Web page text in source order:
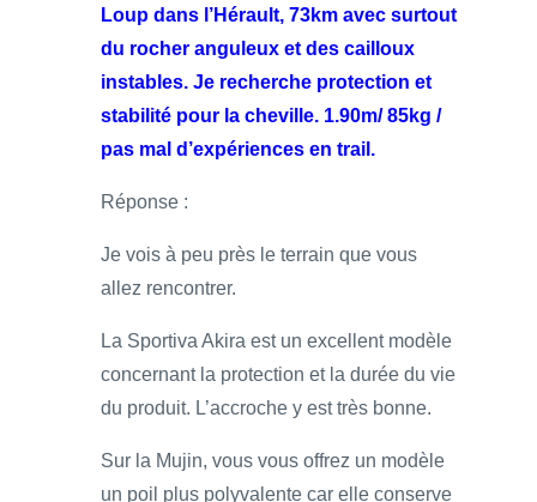
Loup dans l’Hérault, 73km avec surtout
du rocher anguleux et des cailloux
instables. Je recherche protection et
stabilité pour la cheville. 1.90m/ 85kg /
pas mal d’expériences en trail.
Réponse :
Je vois à peu près le terrain que vous
allez rencontrer.
La Sportiva Akira est un excellent modèle
concernant la protection et la durée du vie
du produit. L’accroche y est très bonne.
Sur la Mujin, vous vous offrez un modèle
un poil plus polyvalente car elle conserve